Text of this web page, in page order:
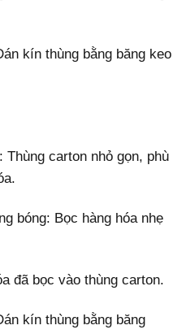
kín thùng bằng băng keo
carton nhỏ gọn, phù
bóng: Bọc hàng hóa nhẹ
đã bọc vào thùng carton.
kín thùng bằng băng